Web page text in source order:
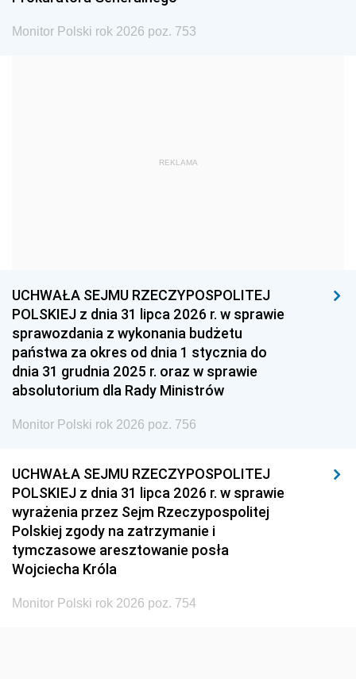
1975 1974
1959
1939 1938 1937
1936 1930
Monitor Polski rok 2026 poz. 753
REKLAMA
UCHWAŁA SEJMU RZECZYPOSPOLITEJ
POLSKIEJ z dnia 31 lipca 2026 r. w sprawie
sprawozdania z wykonania budżetu
państwa za okres od dnia 1 stycznia do
dnia 31 grudnia 2025 r. oraz w sprawie
absolutorium dla Rady Ministrów
Monitor Polski rok 2026 poz. 756
UCHWAŁA SEJMU RZECZYPOSPOLITEJ
POLSKIEJ z dnia 31 lipca 2026 r. w sprawie
wyrażenia przez Sejm Rzeczypospolitej
Polskiej zgody na zatrzymanie i
tymczasowe aresztowanie posła
Wojciecha Króla
Monitor Polski rok 2026 poz. 754